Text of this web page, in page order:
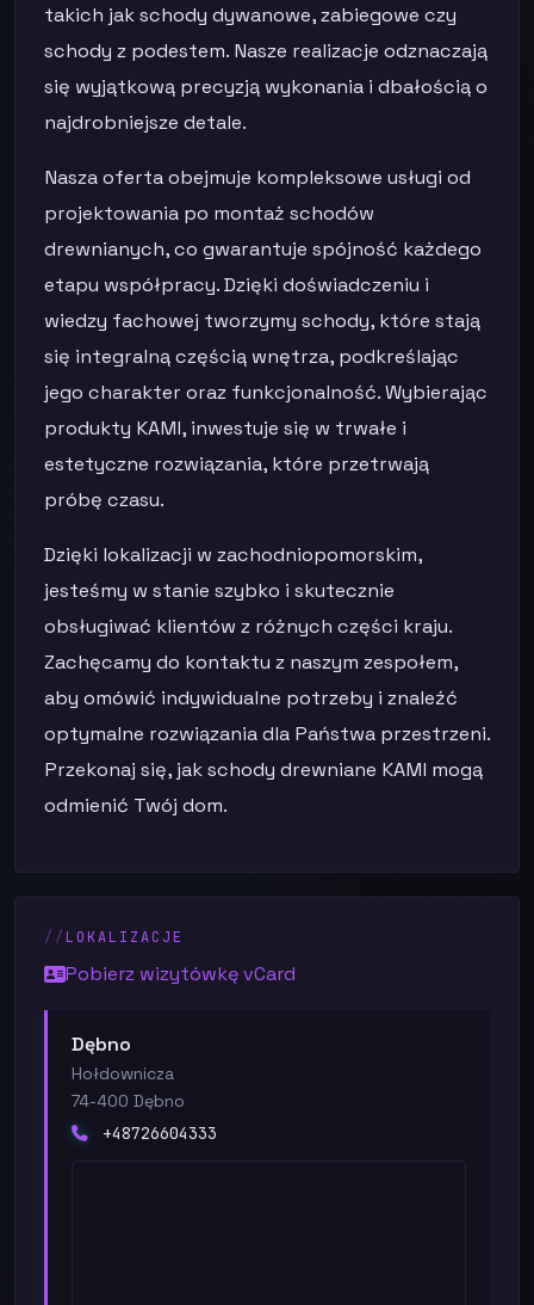
takich jak schody dywanowe, zabiegowe czy
schody z podestem. Nasze realizacje odznaczają
się wyjątkową precyzją wykonania i dbałością o
najdrobniejsze detale.
Nasza oferta obejmuje kompleksowe usługi od
projektowania po montaż schodów
drewnianych, co gwarantuje spójność każdego
etapu współpracy. Dzięki doświadczeniu i
wiedzy fachowej tworzymy schody, które stają
się integralną częścią wnętrza, podkreślając
jego charakter oraz funkcjonalność. Wybierając
produkty KAMI, inwestuje się w trwałe i
estetyczne rozwiązania, które przetrwają
próbę czasu.
Dzięki lokalizacji w zachodniopomorskim,
jesteśmy w stanie szybko i skutecznie
obsługiwać klientów z różnych części kraju.
Zachęcamy do kontaktu z naszym zespołem,
aby omówić indywidualne potrzeby i znaleźć
optymalne rozwiązania dla Państwa przestrzeni.
Przekonaj się, jak schody drewniane KAMI mogą
odmienić Twój dom.
LOKALIZACJE
Pobierz wizytówkę vCard
Dębno
Hołdownicza
74-400 Dębno
+48726604333